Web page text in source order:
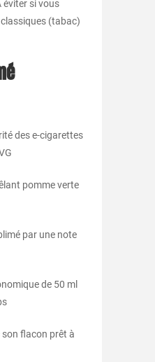
éviter si vous
(tabac)
des e-cigarettes
pomme verte
par une note
de 50 ml
son flacon prêt à